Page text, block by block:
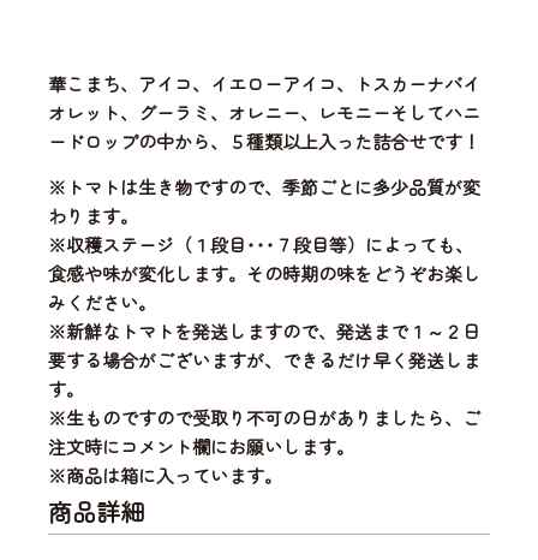
華こまち、アイコ、イエローアイコ、トスカーナバイ
オレット、グーラミ、オレニー、レモニーそしてハニ
ードロップの中から、
５種類以上入った詰合せです！
※トマトは生き物ですので、季節ごとに多少品質が変
わります。
※収穫ステージ（１段目･･･７段目等）によっても、
食感や味が変化します。その時期の味をどうぞお楽し
みください。
※新鮮なトマトを発送しますので、発送まで１～２日
要する場合がございますが、できるだけ早く発送しま
す。
※生ものですので受取り不可の日がありましたら、ご
注文時にコメント欄にお願いします。
※商品は箱に入っています。
商品詳細